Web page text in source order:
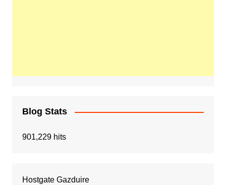
Blog Stats
901,229 hits
Hostgate Gazduire